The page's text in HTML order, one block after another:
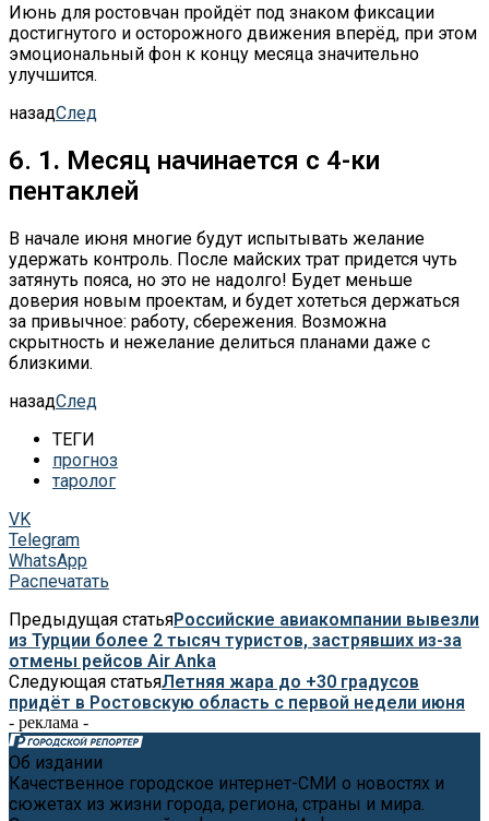
Июнь для ростовчан пройдёт под знаком фиксации
достигнутого и осторожного движения вперёд, при этом
эмоциональный фон к концу месяца значительно
улучшится.
назадСлед
6. 1. Месяц начинается с 4-ки
пентаклей
В начале июня многие будут испытывать желание
удержать контроль. После майских трат придется чуть
затянуть пояса, но это не надолго! Будет меньше
доверия новым проектам, и будет хотеться держаться
за привычное: работу, сбережения. Возможна
скрытность и нежелание делиться планами даже с
близкими.
назадСлед
ТЕГИ
прогноз
таролог
VK
Telegram
WhatsApp
Распечатать
Предыдущая статьяРоссийские авиакомпании вывезли
из Турции более 2 тысяч туристов, застрявших из-за
отмены рейсов Air Anka
Следующая статьяЛетняя жара до +30 градусов
придёт в Ростовскую область с первой недели июня
- реклама -
Об издании
Качественное городское интернет-СМИ о новостях и
сюжетах из жизни города, региона, страны и мира.